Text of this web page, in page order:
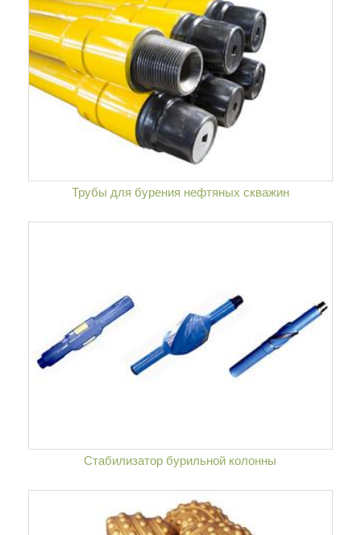
Трубы для бурения нефтяных скважин
Стабилизатор бурильной колонны